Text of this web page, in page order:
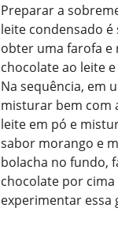
Preparar a
leite condensado
obter uma farofa e
chocolate ao leite
Na sequência, em
misturar bem com
leite em pó e
sabor morango e
bolacha no fundo,
chocolate por
experimentar essa